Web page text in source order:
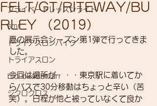
プライベートレッスンライド
smr
トライアスロンバイク
トライアスロン
bici-okadaman
シクロクロス
FELT/GT/RITEWAY/BU
RLEY （2019）
夏の展示会シーズン第1弾で行ってきま
した。
今回は場所が・・・東京駅に着いてか
らバスで30分移動はちょっと辛い（苦
笑）。日程が他と被っていなくて良か